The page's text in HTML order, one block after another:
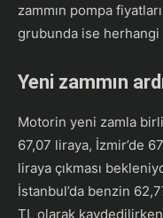
zammın pompa
grubunda ise
Yeni zammın
Motorin yeni zamla
67,07 liraya, İzmir’de
liraya çıkması
İstanbul’da benzin
TL olarak